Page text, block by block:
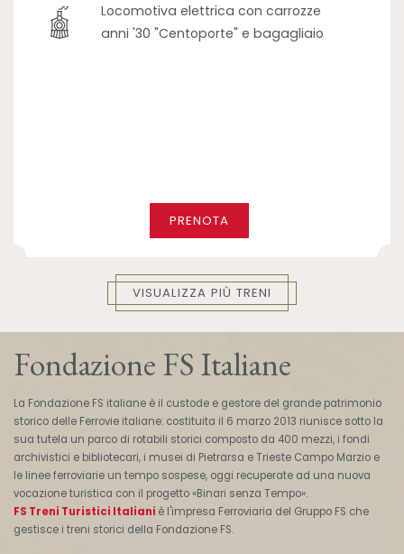
Locomotiva elettrica con carrozze
anni '30 "Centoporte" e bagagliaio
PRENOTA
VISUALIZZA PIÙ TRENI
Fondazione FS Italiane
La Fondazione FS italiane è il custode e gestore del grande patrimonio
storico delle Ferrovie italiane: costituita il 6 marzo 2013 riunisce sotto la
sua tutela un parco di rotabili storici composto da 400 mezzi, i fondi
archivistici e bibliotecari, i musei di Pietrarsa e Trieste Campo Marzio e
le linee ferroviarie un tempo sospese, oggi recuperate ad una nuova
vocazione turistica con il progetto «Binari senza Tempo».
FS Treni Turistici Italiani è l'impresa Ferroviaria del Gruppo FS che
gestisce i treni storici della Fondazione FS.